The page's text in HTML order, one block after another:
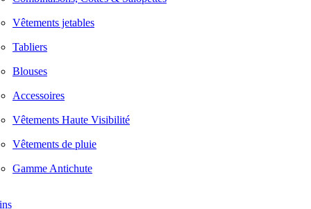
Vêtements jetables
Tabliers
Blouses
Accessoires
Vêtements Haute Visibilité
Vêtements de pluie
Gamme Antichute